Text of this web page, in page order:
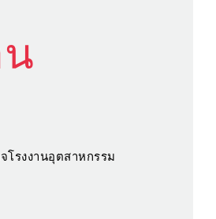
รงงานอุตสาหกรรม